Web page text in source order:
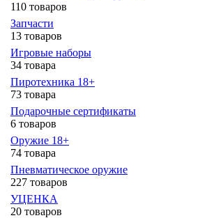
110 товаров
Запчасти
13 товаров
Игровые наборы
34 товара
Пиротехника 18+
73 товара
Подарочные сертификаты
6 товаров
Оружие 18+
74 товара
Пневматическое оружие
227 товаров
УЦЕНКА
20 товаров